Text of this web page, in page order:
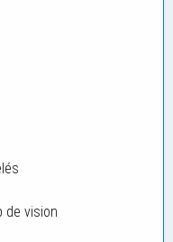
de vision